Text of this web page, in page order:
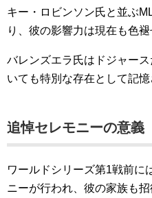
キー・ロビンソン氏と並ぶ
り、彼の影響力は現在も色
バレンズエラ氏はドジャー
いても特別な存在として記憶
追悼セレモニーの意義
ワールドシリーズ第1戦前に
ニーが行われ、彼の家族も招